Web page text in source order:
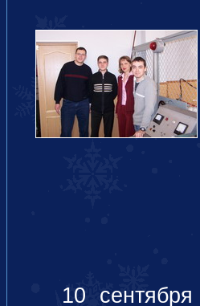
10 сентября